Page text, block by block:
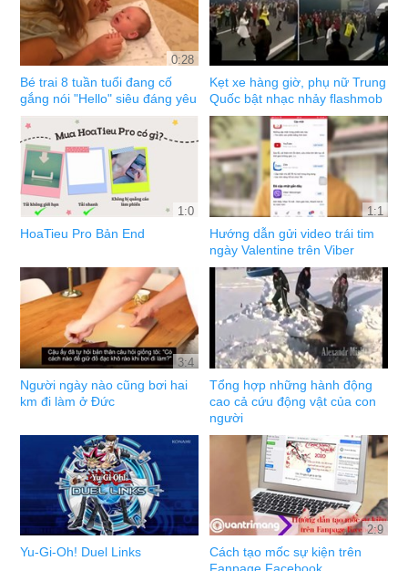
0:28
Bé trai 8 tuần tuổi đang cố
gắng nói "Hello" siêu đáng yêu
Kẹt xe hàng giờ, phụ nữ Trung
Quốc bật nhạc nhảy flashmob
1:0
HoaTieu Pro Bản End
1:1
Hướng dẫn gửi video trái tim
ngày Valentine trên Viber
3:4
Người ngày nào cũng bơi hai
km đi làm ở Đức
Tổng hợp những hành động
cao cả cứu động vật của con
người
Yu-Gi-Oh! Duel Links
2:9
Cách tạo mốc sự kiện trên